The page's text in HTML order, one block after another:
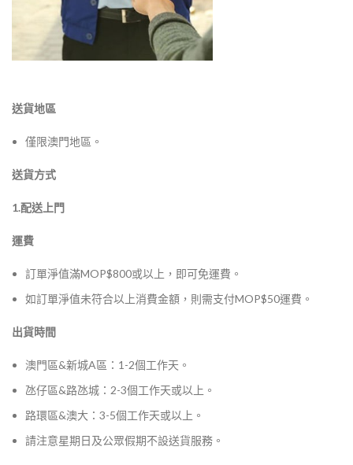
送貨地區
僅限澳門地區。
送貨方式
1.配送上門
運費
訂單淨值滿MOP$800或以上，即可免運費。
如訂單淨值未符合以上消費金額，則需支付MOP$50運費。
出貨時間
澳門區&新城A區：1-2個工作天。
氹仔區&路氹城：2-3個工作天或以上。
路環區&澳大：3-5個工作天或以上。
請注意星期日及公眾假期不設送貨服務。